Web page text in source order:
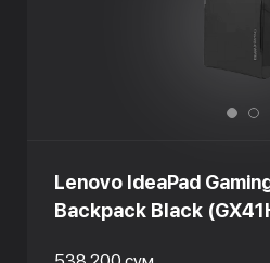
Lenovo IdeaPad
Backpack Black